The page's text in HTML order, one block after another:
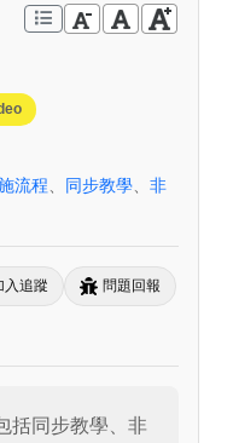
流程 同步教學
非
入追蹤 問題回報
括同步教學、非